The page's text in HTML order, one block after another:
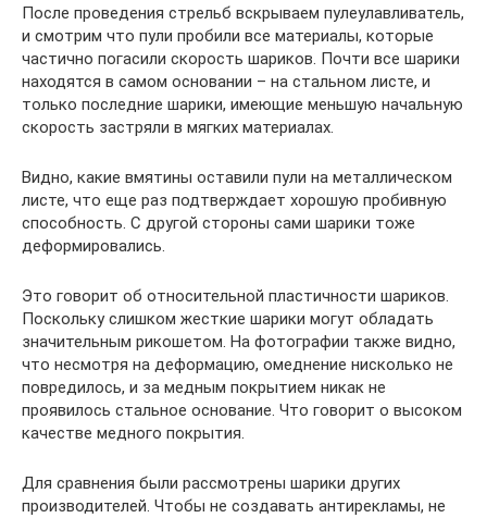
После проведения стрельб вскрываем пулеулавливатель,
и смотрим что пули пробили все материалы, которые
частично погасили скорость шариков. Почти все шарики
находятся в самом основании – на стальном листе, и
только последние шарики, имеющие меньшую начальную
скорость застряли в мягких материалах.
Видно, какие вмятины оставили пули на металлическом
листе, что еще раз подтверждает хорошую пробивную
способность. С другой стороны сами шарики тоже
деформировались.
Это говорит об относительной пластичности шариков.
Поскольку слишком жесткие шарики могут обладать
значительным рикошетом. На фотографии также видно,
что несмотря на деформацию, омеднение нисколько не
повредилось, и за медным покрытием никак не
проявилось стальное основание. Что говорит о высоком
качестве медного покрытия.
Для сравнения были рассмотрены шарики других
производителей. Чтобы не создавать антирекламы, не